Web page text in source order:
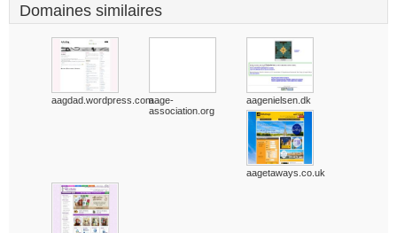
Domaines similaires
aagdad.wordpress.comaage-
association.org
aagenielsen.dk
aagetaways.co.uk